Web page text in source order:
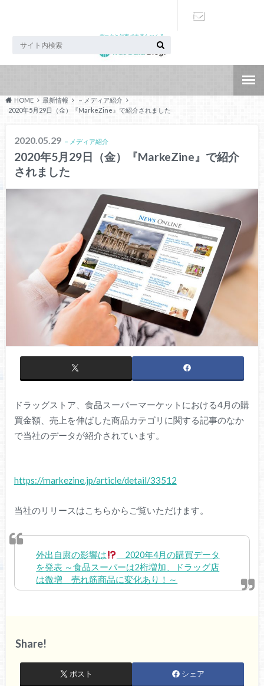
データと知恵で未来をつくる
HOME 最新情報
－メディア紹介
2020年5月29日（金）『MarkeZine』で紹介されました
2020.05.29 －メディア紹介
2020年5月29日（金）『MarkeZine』で紹介
されました
ドラッグストア、食品スーパーマーケットにおける4月の購
買金額、売上を伸ばした商品カテゴリに関する記事のなか
で当社のデータが紹介されています。
https://markezine.jp/article/detail/33512
当社のリリースはこちらからご覧いただけます。
外出自粛の影響は
2020年4月の購買データ
を発表 ～食品スーパーは2桁増加、ドラッグ店
は微増 売れ筋商品に変化あり！～
Share!
ポスト シェア